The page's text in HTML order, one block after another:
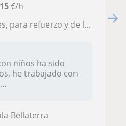
15€/h
y de las edades 3-12 años
niños ha sido
he trabajado con
Bellaterra